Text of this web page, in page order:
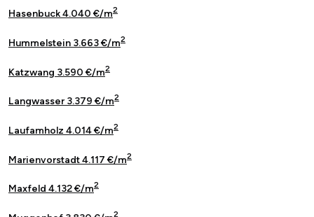
Hasenbuck 4.040 €/m2
Hummelstein 3.663 €/m2
Katzwang 3.590 €/m2
Langwasser 3.379 €/m2
Laufamholz 4.014 €/m2
Marienvorstadt 4.117 €/m2
Maxfeld 4.132 €/m2
2